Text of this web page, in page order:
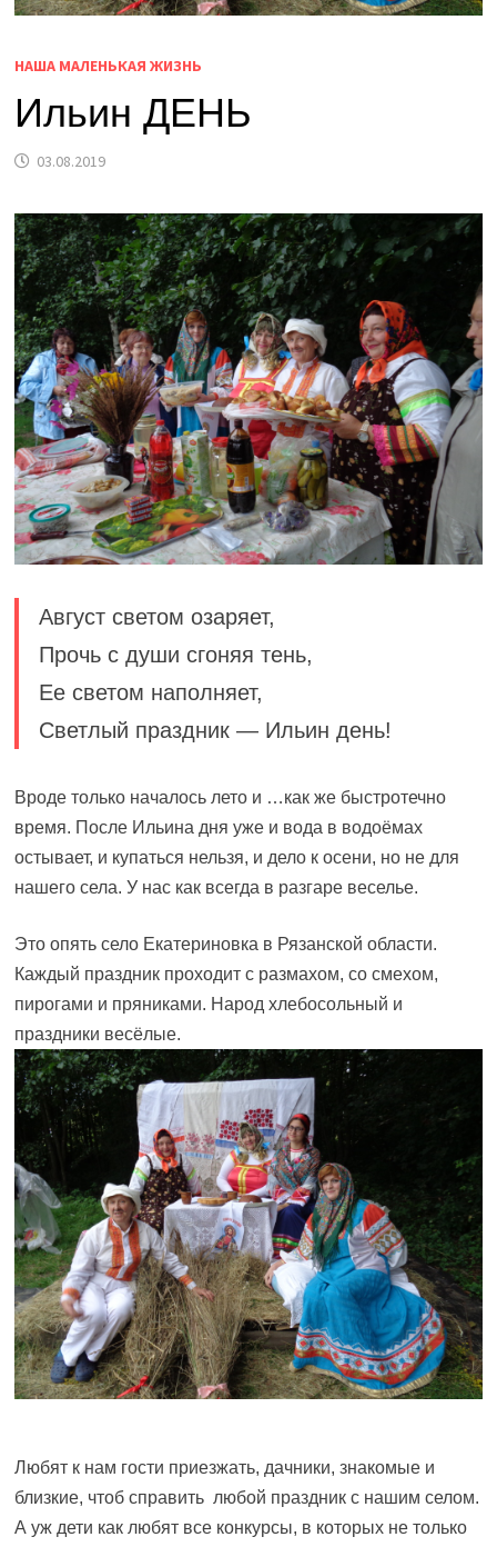
НАША МАЛЕНЬКАЯ ЖИЗНЬ
Ильин ДЕНЬ
03.08.2019
Август светом озаряет,
Прочь с души сгоняя тень,
Ее светом наполняет,
Светлый праздник — Ильин день!
Вроде только началось лето и …как же быстротечно
время. После Ильина дня уже и вода в водоёмах
остывает, и купаться нельзя, и дело к осени, но не для
нашего села. У нас как всегда в разгаре веселье.
Это опять село Екатериновка в Рязанской области.
Каждый праздник проходит с размахом, со смехом,
пирогами и пряниками. Народ хлебосольный и
праздники весёлые.
Любят к нам гости приезжать, дачники, знакомые и
близкие, чтоб справить любой праздник с нашим селом.
А уж дети как любят все конкурсы, в которых не только